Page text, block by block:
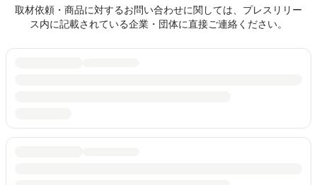
取材依頼・商品に対するお問い合わせに関しては、プレスリリー
ス内に記載されている企業・団体に直接ご連絡ください。